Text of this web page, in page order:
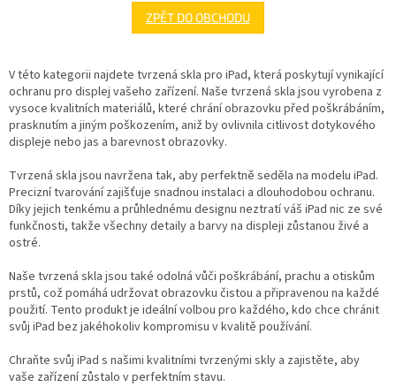
ZPĚT DO OBCHODU
V této kategorii najdete tvrzená skla pro iPad, která poskytují vynikající
ochranu pro displej vašeho zařízení. Naše tvrzená skla jsou vyrobena z
vysoce kvalitních materiálů, které chrání obrazovku před poškrábáním,
prasknutím a jiným poškozením, aniž by ovlivnila citlivost dotykového
displeje nebo jas a barevnost obrazovky.
Tvrzená skla jsou navržena tak, aby perfektně seděla na modelu iPad.
Precizní tvarování zajišťuje snadnou instalaci a dlouhodobou ochranu.
Díky jejich tenkému a průhlednému designu neztratí váš iPad nic ze své
funkčnosti, takže všechny detaily a barvy na displeji zůstanou živé a
ostré.
Naše tvrzená skla jsou také odolná vůči poškrábání, prachu a otiskům
prstů, což pomáhá udržovat obrazovku čistou a připravenou na každé
použití. Tento produkt je ideální volbou pro každého, kdo chce chránit
svůj iPad bez jakéhokoliv kompromisu v kvalitě používání.
Chraňte svůj iPad s našimi kvalitními tvrzenými skly a zajistěte, aby
vaše zařízení zůstalo v perfektním stavu.